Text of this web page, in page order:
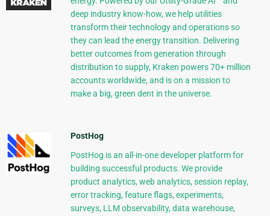
deep industry know-how, we help utilities
transform their technology and operations so
they can lead the energy transition. Delivering
better outcomes from generation through
distribution to supply, Kraken powers 70+ million
accounts worldwide, and is on a mission to
make a big, green dent in the universe.
PostHog
PostHog is an all-in-one developer platform for
building successful products. We provide
product analytics, web analytics, session replay,
error tracking, feature flags, experiments,
surveys, LLM observability, data warehouse,